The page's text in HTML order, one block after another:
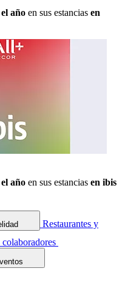
año en sus estancias en
año en sus estancias en ibis
Restaurantes y